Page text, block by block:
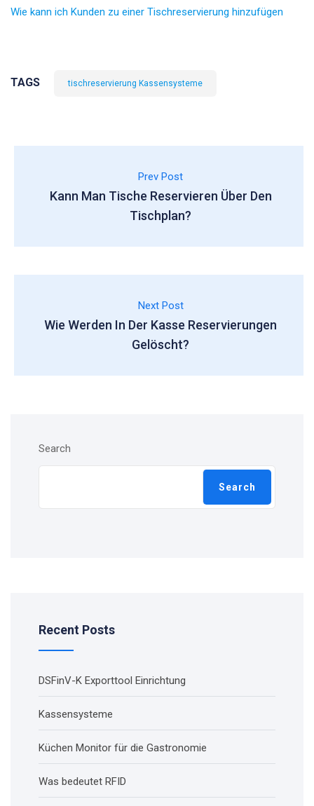
Wie kann ich Kunden zu einer Tischreservierung hinzufügen
TAGS tischreservierung Kassensysteme
Prev Post
Kann Man Tische Reservieren Über Den
Tischplan?
Next Post
Wie Werden In Der Kasse Reservierungen
Gelöscht?
Search
Search
Recent Posts
DSFinV-K Exporttool Einrichtung
Kassensysteme
Küchen Monitor für die Gastronomie
Was bedeutet RFID